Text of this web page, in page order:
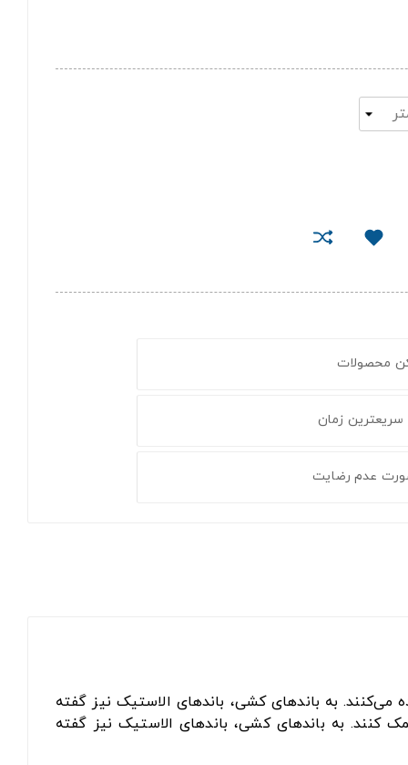
محصولات
سریعترین زمان
عدم رضایت
به باندهای کشی، باندهای الاستیک نیز گفته
به باندهای کشی، باندهای الاستیک نیز گفته